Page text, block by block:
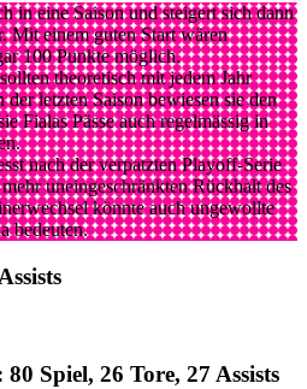
in eine Saison und steigert sich dann
Mit einem guten Start wären
100 Punkte möglich.
theoretisch mit jedem Jahr
letzten Saison bewiesen sie den
Fialas Pässe auch regelmässig in
nach der verpatzten Playoff-Serie
uneingeschränkten Rückhalt des
könnte auch ungewollte
bedeuten.
Spiel, 26 Tore, 27 Assists